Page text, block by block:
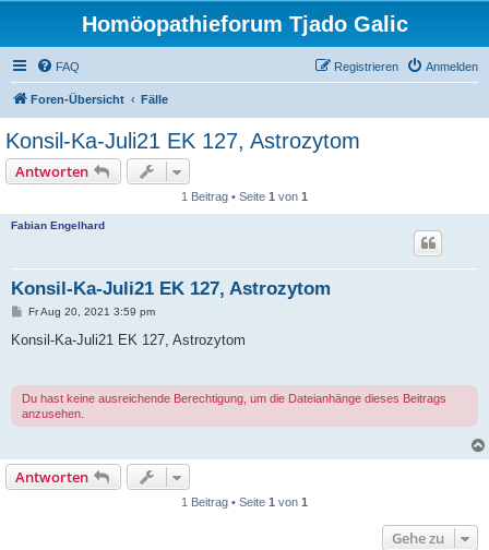
Homöopathieforum Tjado Galic
FAQ Anmelden
Registrieren
Foren-Übersicht Fälle
Konsil-Ka-Juli21 EK 127, Astrozytom
Antworten
1 Beitrag • Seite 1 von 1
Fabian Engelhard
Konsil-Ka-Juli21 EK 127, Astrozytom
B
i
g
Fr Aug 20, 2021 3:59 pm
Konsil-Ka-Juli21 EK 127, Astrozytom
Du hast keine ausreichende Berechtigung, um die Dateianhänge dieses Beitrags
anzusehen.
Antworten
1 Beitrag • Seite 1 von 1
Gehe zu